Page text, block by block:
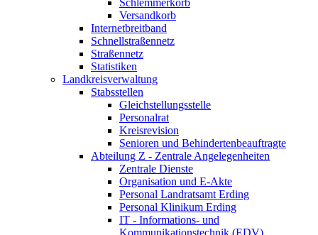
Schlemmerkorb
Versandkorb
Internetbreitband
Schnellstraßennetz
Straßennetz
Statistiken
Landkreisverwaltung
Stabsstellen
Gleichstellungsstelle
Personalrat
Kreisrevision
Senioren und Behindertenbeauftragte
Abteilung Z - Zentrale Angelegenheiten
Zentrale Dienste
Organisation und E-Akte
Personal Landratsamt Erding
Personal Klinikum Erding
IT - Informations- und
Kommunikationstechnik (EDV)